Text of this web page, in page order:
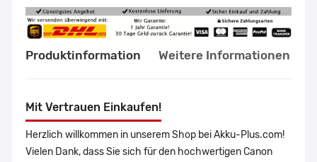
Produktinformation Weitere Informationen
Mit Vertrauen Einkaufen!
Herzlich willkommen in unserem Shop bei Akku-Plus.com!
Vielen Dank, dass Sie sich für den hochwertigen Canon